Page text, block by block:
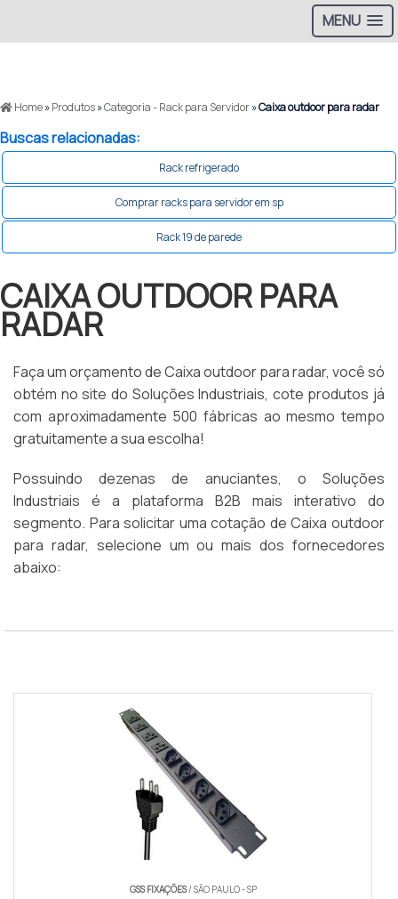
MENU
Home»Produtos»Categoria - Rack para Servidor»Caixa outdoor para radar
Buscas relacionadas:
Rack refrigerado
Comprar racks para servidor em sp
Rack 19 de parede
CAIXA OUTDOOR PARA
RADAR
Faça um orçamento de Caixa outdoor para radar, você só
obtém no site do Soluções Industriais, cote produtos já
com aproximadamente 500 fábricas ao mesmo tempo
gratuitamente a sua escolha!
Possuindo dezenas de anuciantes, o Soluções
Industriais é a plataforma B2B mais interativo do
segmento. Para solicitar uma cotação de Caixa outdoor
para radar, selecione um ou mais dos fornecedores
abaixo:
GSS FIXAÇÕES/ SÃO PAULO - SP